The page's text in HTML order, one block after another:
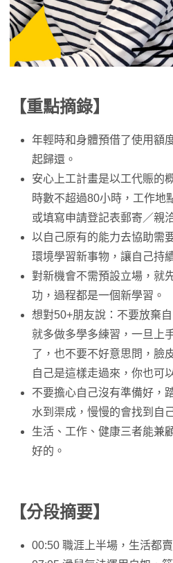
【重點摘錄】
年輕時和身體預借了使用額
起歸還。
安心上工計畫是以工代賑的
時數不超過80小時，工作地
或填寫申請登記表郵寄／親
以自己原有的能力去協助需
環境學習新事物，讓自己持
對新機會不需預設立場，就
功，過程都是一個新學習。
想對50+朋友說：不要放棄
就多做多學多練習，一旦上
了，也不要不好意思問，臉
自己是這樣走過來，你也可
不要擔心自己沒有準備好，
水到渠成，慢慢的會找到自
生活、工作、健康三者能兼
好的。
【分段摘要】
00:50 職涯上半場，生活都